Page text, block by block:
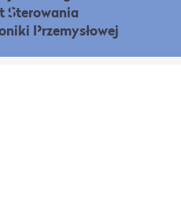
Sterowania
Przemysłowej